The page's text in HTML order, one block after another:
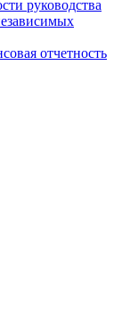
руководства
отчетность